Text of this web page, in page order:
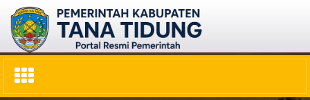
Toggle
navigation